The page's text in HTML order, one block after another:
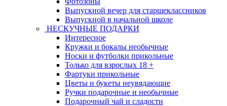
Выпускной вечер для старшеклассников
Выпускной в начальной школе
НЕСКУЧНЫЕ ПОДАРКИ
Интересное
Кружки и бокалы необычные
Носки и футболки прикольные
Только для взрослых 18 +
Фартуки прикольные
Цветы и букеты неувядающие
Ручки подарочные и необычные
Подарочный чай и сладости